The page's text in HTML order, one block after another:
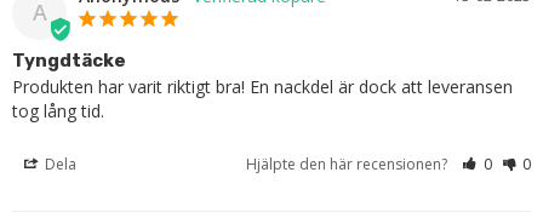
A
Tyngdtäcke
Produkten har varit riktigt bra! En nackdel är dock att leveransen
tog lång tid.
Dela Hjälpte den här recensionen? 0 0